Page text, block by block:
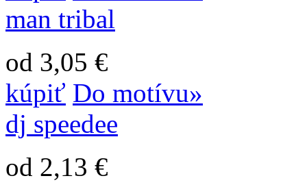
man tribal
od 3,05 €
kúpiť Do motívu»
dj speedee
od 2,13 €